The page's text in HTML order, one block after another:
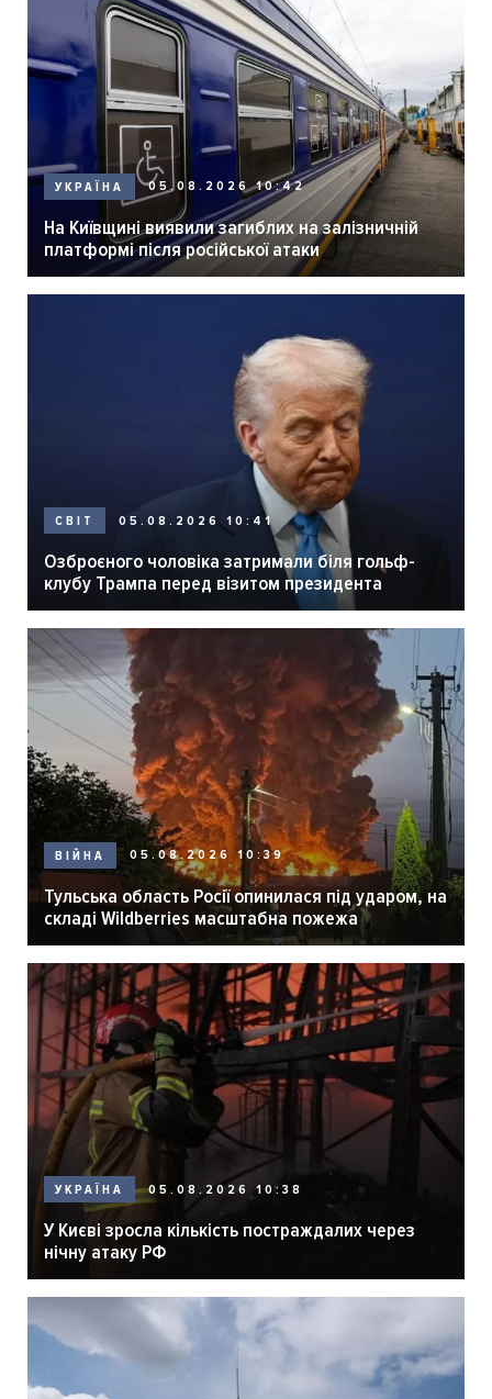
УКРАЇНА 05.08.2026 10:42
На Київщині виявили загиблих на залізничній
платформі після російської атаки
СВІТ 05.08.2026 10:41
Озброєного чоловіка затримали біля гольф-
клубу Трампа перед візитом президента
ВІЙНА 05.08.2026 10:39
Тульська область Росії опинилася під ударом, на
складі Wildberries масштабна пожежа
УКРАЇНА 05.08.2026 10:38
У Києві зросла кількість постраждалих через
нічну атаку РФ